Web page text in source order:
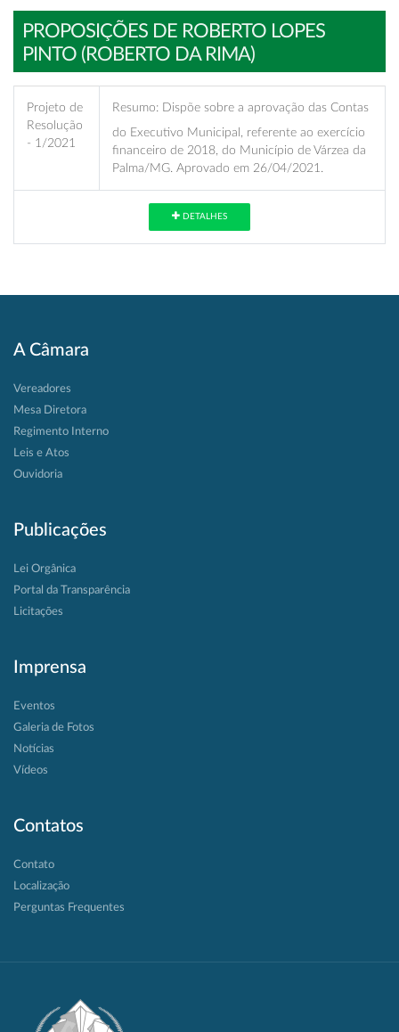
PROPOSIÇÕES DE ROBERTO LOPES
PINTO (ROBERTO DA RIMA)
Projeto de
Resolução
- 1/2021
Resumo: Dispõe sobre a aprovação das Contas
do Executivo Municipal, referente ao exercício
financeiro de 2018, do Município de Várzea da
Palma/MG. Aprovado em 26/04/2021.
DETALHES
A Câmara
Vereadores
Mesa Diretora
Regimento Interno
Leis e Atos
Ouvidoria
Publicações
Lei Orgânica
Portal da Transparência
Licitações
Imprensa
Eventos
Galeria de Fotos
Notícias
Vídeos
Contatos
Contato
Localização
Perguntas Frequentes